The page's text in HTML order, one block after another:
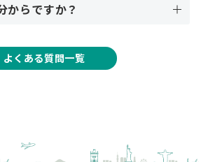
からですか？
よくある質問一覧